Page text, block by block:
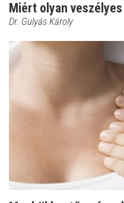
Miért olyan
Dr. Gulyás Károly